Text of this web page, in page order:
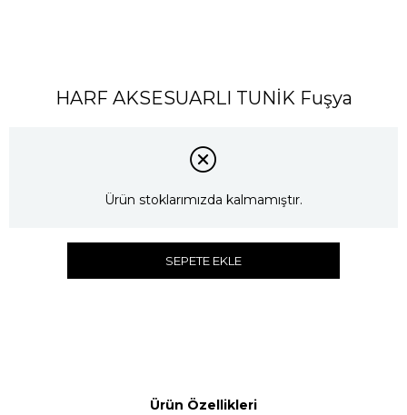
HARF AKSESUARLI TUNİK Fuşya
Ürün stoklarımızda kalmamıştır.
SEPETE EKLE
Ürün Özellikleri